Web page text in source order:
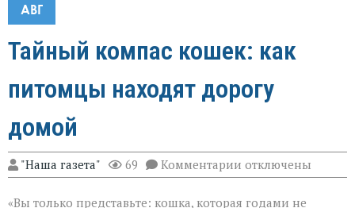
АВГ
Тайный компас кошек: как
питомцы находят дорогу
домой
"Наша газета" 69 Комментарии к
записи
компас
отключены
«Вы только представьте: кошка, которая годами не